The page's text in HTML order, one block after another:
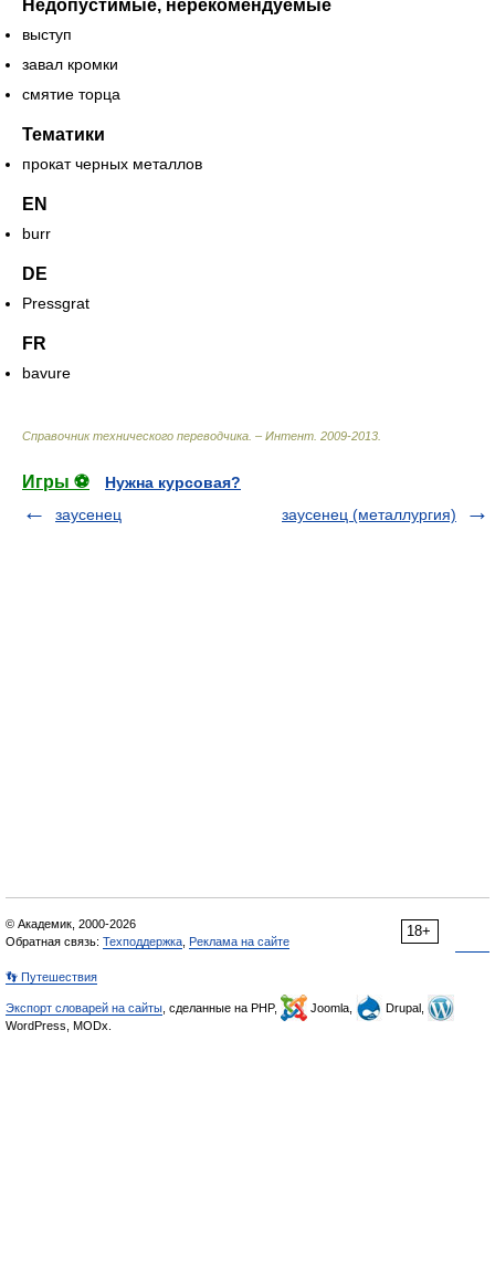
Недопустимые, нерекомендуемые
выступ
завал кромки
смятие торца
Тематики
прокат черных металлов
EN
burr
DE
Pressgrat
FR
bavure
Справочник технического переводчика. – Интент 2009-2013
Игры ⚽
Нужна курсовая?
заусенец
заусенец (металлургия)
18+
© Академик, 2000-2026
Обратная связь: Техподдержка Реклама на сайте
👣 Путешествия
Экспорт словарей на сайты , сделанные на PHP, Joomla,
Drupal,
WordPress, MODx.